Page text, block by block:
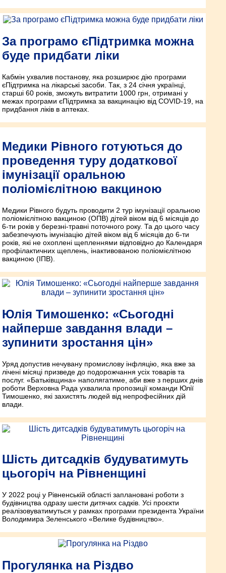
За програмо єПідтримка можна
буде придбати ліки
Кабмін ухвалив постанову, яка розширює дію програми
єПідтримка на лікарські засоби. Так, з 24 січня українці,
старші 60 років, зможуть витратити 1000 грн, отримані у
межах програми єПідтримка за вакцинацію від COVID-19, на
придбання ліків в аптеках.
Медики Рівного готуються до
проведення туру додаткової
імунізації оральною
поліомієлітною вакциною
Медики Рівного будуть проводити 2 тур імунізації оральною
поліомієлітною вакциною (ОПВ) дітей віком від 6 місяців до
6-ти років у березні-травні поточного року. Та до цього часу
забезпечують імунізацію дітей віком від 6 місяців до 6-ти
років, які не охоплені щепленнями відповідно до Календаря
профілактичних щеплень, інактивованою поліомієлітною
вакциною (ІПВ).
Юлія Тимошенко: «Сьогодні
найперше завдання влади –
зупинити зростання цін»
Уряд допустив нечувану промислову інфляцію, яка вже за
лічені місяці призведе до подорожчання усіх товарів та
послуг. «Батьківщина» наполягатиме, аби вже з перших днів
роботи Верховна Рада ухвалила пропозиції команди Юлії
Тимошенко, які захистять людей від непрофесійних дій
влади.
Шість дитсадків будуватимуть
цьогоріч на Рівненщині
У 2022 році у Рівненській області заплановані роботи з
будівництва одразу шести дитячих садків. Усі проєкти
реалізовуватимуться у рамках програми президента України
Володимира Зеленського «Велике будівництво».
Прогулянка на Різдво